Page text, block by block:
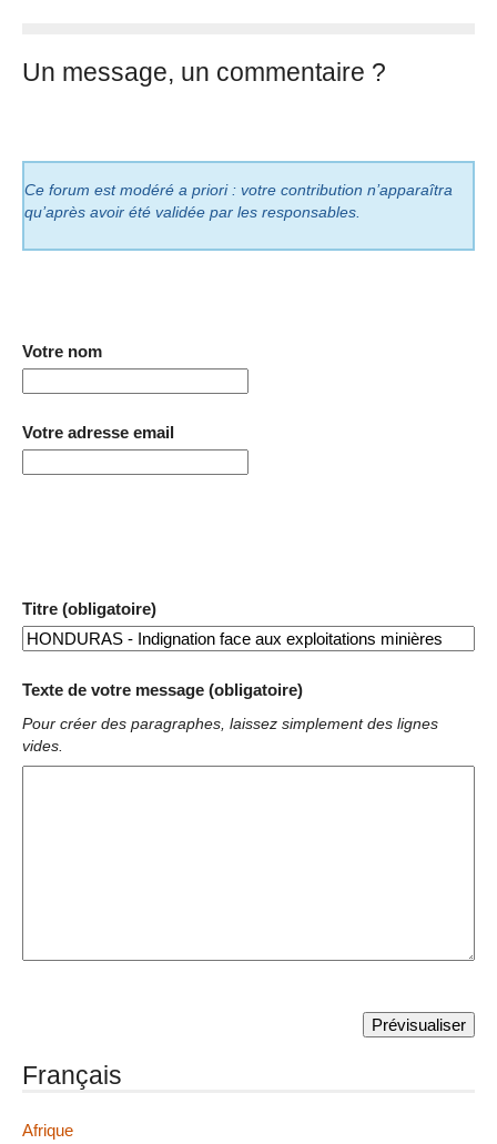
Un message, un commentaire ?
Ce forum est modéré a priori : votre contribution n’apparaîtra
qu’après avoir été validée par les responsables.
Votre nom
Votre adresse email
Titre (obligatoire)
Texte de votre message (obligatoire)
Pour créer des paragraphes, laissez simplement des lignes
vides.
Français
Afrique